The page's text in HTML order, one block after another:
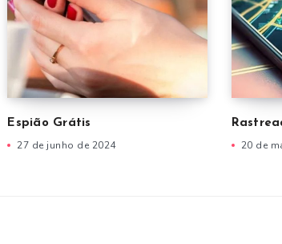
Espião Grátis
27 de junho de 2024 20 de